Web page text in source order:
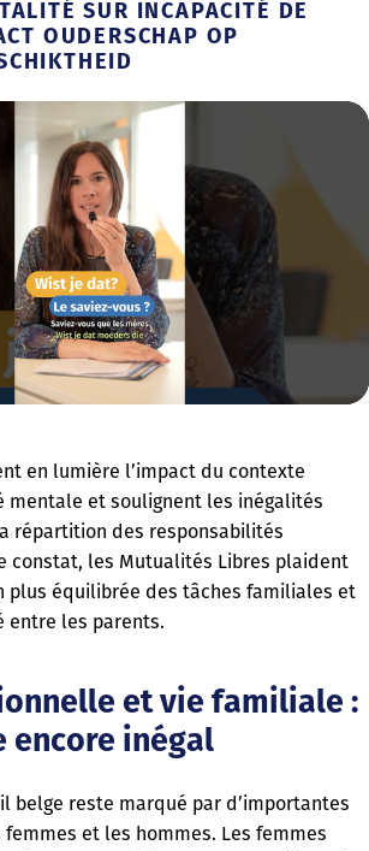
SUR INCAPACITÉ DE
OUDERSCHAP OP
en lumière l’impact du contexte
mentale et soulignent les inégalités
répartition des responsabilités
constat, les Mutualités Libres plaident
plus équilibrée des tâches familiales et
entre les parents.
et vie familiale :
encore inégal
belge reste marqué par d’importantes
et les hommes. Les femmes